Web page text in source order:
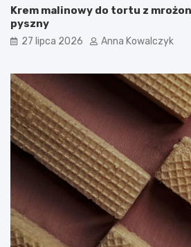
Krem malinowy do tortu z
pyszny
27 lipca 2026 Anna Kowalczyk